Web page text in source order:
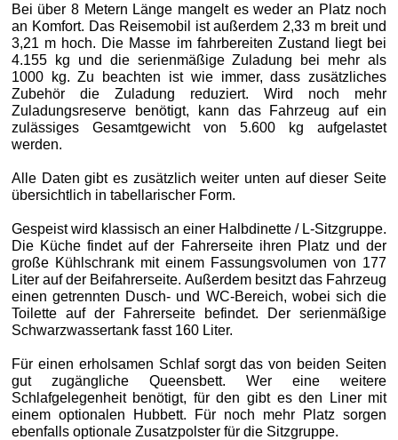
Bei über 8 Metern Länge mangelt es weder an Platz noch
an Komfort. Das Reisemobil ist außerdem 2,33 m breit und
3,21 m hoch. Die Masse im fahrbereiten Zustand liegt bei
4.155 kg und die serienmäßige Zuladung bei mehr als
1000 kg. Zu beachten ist wie immer, dass zusätzliches
Zubehör die Zuladung reduziert. Wird noch mehr
Zuladungsreserve benötigt, kann das Fahrzeug auf ein
zulässiges Gesamtgewicht von 5.600 kg aufgelastet
werden.
Alle Daten gibt es zusätzlich weiter unten auf dieser Seite
übersichtlich in tabellarischer Form.
Gespeist wird klassisch an einer Halbdinette / L-Sitzgruppe.
Die Küche findet auf der Fahrerseite ihren Platz und der
große Kühlschrank mit einem Fassungsvolumen von 177
Liter auf der Beifahrerseite. Außerdem besitzt das Fahrzeug
einen getrennten Dusch- und WC-Bereich, wobei sich die
Toilette auf der Fahrerseite befindet. Der serienmäßige
Schwarzwassertank fasst 160 Liter.
Für einen erholsamen Schlaf sorgt das von beiden Seiten
gut zugängliche Queensbett. Wer eine weitere
Schlafgelegenheit benötigt, für den gibt es den Liner mit
einem optionalen Hubbett. Für noch mehr Platz sorgen
ebenfalls optionale Zusatzpolster für die Sitzgruppe.